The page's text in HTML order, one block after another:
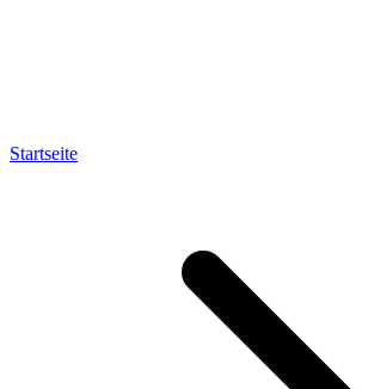
Startseite